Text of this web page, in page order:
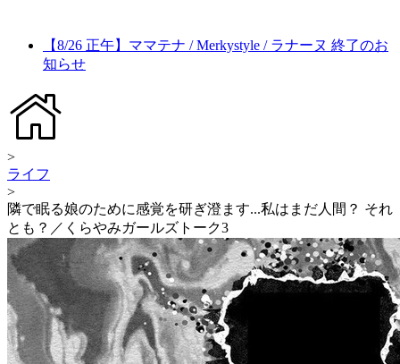
【8/26 正午】ママテナ / Merkystyle / ラナーヌ 終了のお
知らせ
>
ライフ
>
隣で眠る娘のために感覚を研ぎ澄ます...私はまだ人間？ それ
とも？／くらやみガールズトーク3